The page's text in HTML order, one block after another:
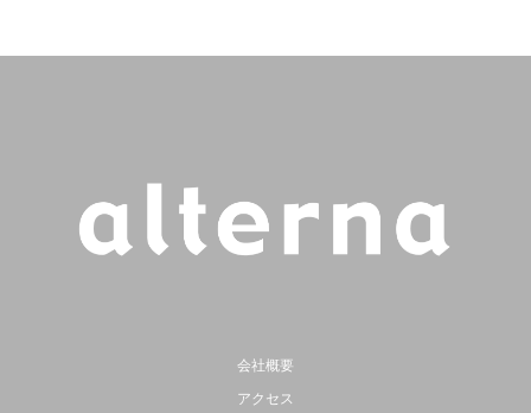
会社概要
アクセス